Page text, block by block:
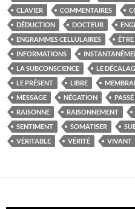
CLAVIER
COMMENTAIRES
DÉDUCTION
DOCTEUR
ENGRAMMES CELLULAIRES
ÊTRE
INFORMATIONS
LA SUBCONSCIENCE
LE
LE PRÉSENT
LIBRE
MESSAGE
NÉGATION PASSÉ
RAISONNE
RAISONNEMENT
SENTIMENT
SOMATISER
VÉRITABLE
VÉRITÉ VIVANT